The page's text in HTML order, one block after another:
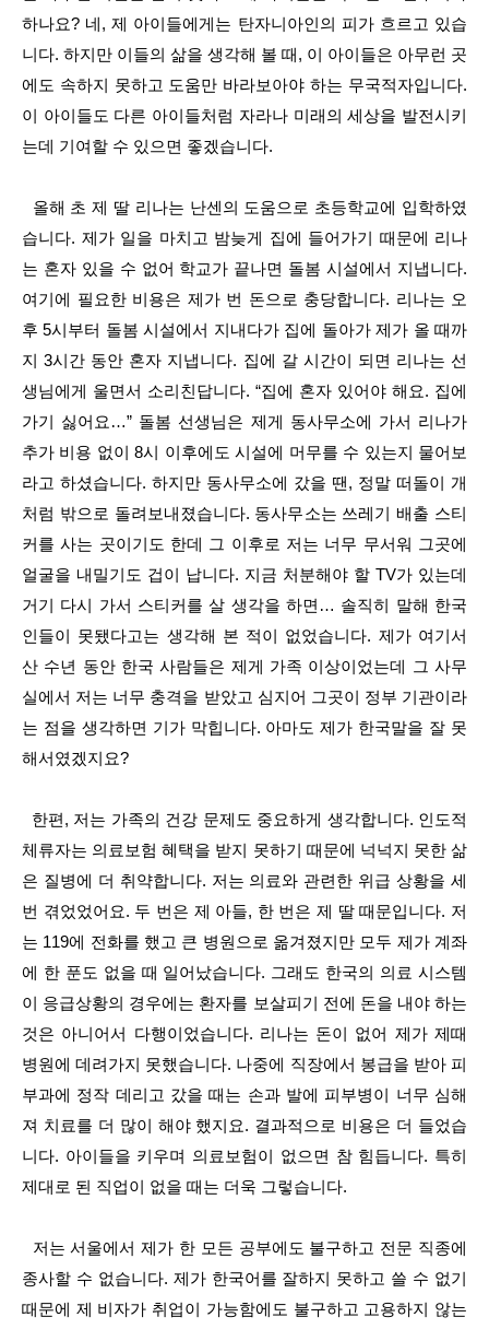
하나요? 네, 제 아이들에게는 탄자니아인의 피가 흐르고 있습
니다. 하지만 이들의 삶을 생각해 볼 때, 이 아이들은 아무런 곳
에도 속하지 못하고 도움만 바라보아야 하는 무국적자입니다.
이 아이들도 다른 아이들처럼 자라나 미래의 세상을 발전시키
는데 기여할 수 있으면 좋겠습니다.
올해 초 제 딸 리나는 난센의 도움으로 초등학교에 입학하였
습니다. 제가 일을 마치고 밤늦게 집에 들어가기 때문에 리나
는 혼자 있을 수 없어 학교가 끝나면 돌봄 시설에서 지냅니다.
여기에 필요한 비용은 제가 번 돈으로 충당합니다. 리나는 오
후 5시부터 돌봄 시설에서 지내다가 집에 돌아가 제가 올 때까
지 3시간 동안 혼자 지냅니다. 집에 갈 시간이 되면 리나는 선
생님에게 울면서 소리친답니다. “집에 혼자 있어야 해요. 집에
가기 싫어요…” 돌봄 선생님은 제게 동사무소에 가서 리나가
추가 비용 없이 8시 이후에도 시설에 머무를 수 있는지 물어보
라고 하셨습니다. 하지만 동사무소에 갔을 땐, 정말 떠돌이 개
처럼 밖으로 돌려보내졌습니다. 동사무소는 쓰레기 배출 스티
커를 사는 곳이기도 한데 그 이후로 저는 너무 무서워 그곳에
얼굴을 내밀기도 겁이 납니다. 지금 처분해야 할 TV가 있는데
거기 다시 가서 스티커를 살 생각을 하면… 솔직히 말해 한국
인들이 못됐다고는 생각해 본 적이 없었습니다. 제가 여기서
산 수년 동안 한국 사람들은 제게 가족 이상이었는데 그 사무
실에서 저는 너무 충격을 받았고 심지어 그곳이 정부 기관이라
는 점을 생각하면 기가 막힙니다. 아마도 제가 한국말을 잘 못
해서였겠지요?
한편, 저는 가족의 건강 문제도 중요하게 생각합니다. 인도적
체류자는 의료보험 혜택을 받지 못하기 때문에 넉넉지 못한 삶
은 질병에 더 취약합니다. 저는 의료와 관련한 위급 상황을 세
번 겪었었어요. 두 번은 제 아들, 한 번은 제 딸 때문입니다. 저
는 119에 전화를 했고 큰 병원으로 옮겨졌지만 모두 제가 계좌
에 한 푼도 없을 때 일어났습니다. 그래도 한국의 의료 시스템
이 응급상황의 경우에는 환자를 보살피기 전에 돈을 내야 하는
것은 아니어서 다행이었습니다. 리나는 돈이 없어 제가 제때
병원에 데려가지 못했습니다. 나중에 직장에서 봉급을 받아 피
부과에 정작 데리고 갔을 때는 손과 발에 피부병이 너무 심해
져 치료를 더 많이 해야 했지요. 결과적으로 비용은 더 들었습
니다. 아이들을 키우며 의료보험이 없으면 참 힘듭니다. 특히
제대로 된 직업이 없을 때는 더욱 그렇습니다.
저는 서울에서 제가 한 모든 공부에도 불구하고 전문 직종에
종사할 수 없습니다. 제가 한국어를 잘하지 못하고 쓸 수 없기
때문에 제 비자가 취업이 가능함에도 불구하고 고용하지 않는